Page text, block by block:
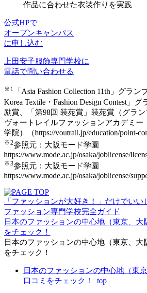
作品に合わせた衣装作りを実践
公式HPで
オープンキャンパス
に申し込む
上田安子服飾専門学校に
電話で問い合わせる
※1
「Asia Fashion Collection 11th」グラン
Korea Textile・Fashion Design Contest」
励賞、「第98回 装苑賞」装苑賞（グラン
ヴォートレイルファッションアカデミー
学院）（https://voutrail.jp/education/point-
※2参照元：大阪モード学園
https://www.mode.ac.jp/osaka/joblicense/
※3参照元：大阪モード学園
https://www.mode.ac.jp/osaka/joblicense/
「ファッションが大好き！」だけでいい
ファッション専門学校完全ガイド
日本のファッションの中心地（東京、大
をチェック！
日本のファッションの中心地（東京、大
をチェック！
日本のファッションの中心地（東
口コミをチェック！_top